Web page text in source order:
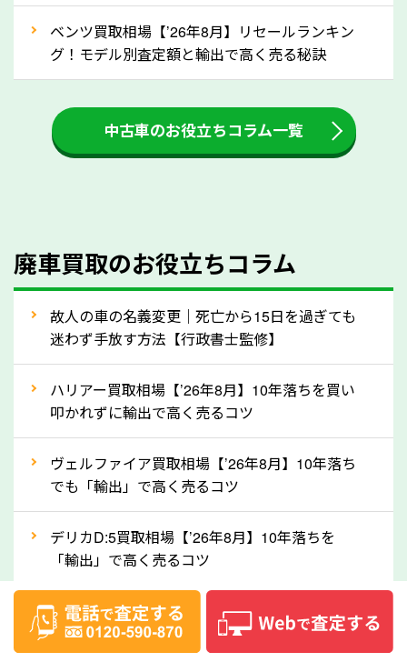
ましょう！
車を廃車にすると、自動車税の還付金を受け取ること
ができる場合があります。廃車買取業者の中には、還
付金をお客様に返還しない業者もあります。廃車査定
をする際には、自動車税の還付金の返還があるかどう
かを確認するようにしてください。熊本県のソコカラ
人気の車種は廃車の状態でも、高価買取が可能です。
産車は高く買取が可能です。「廃車＝買取できない」
なら廃車の車も適正価格で買取できます。他社で買取
拒否となった車も価格がつく可能性があるので、諦め
ずに熊本県の「ソコカラ」にご相談ください。古い車
でも高価買取が可能なケースは珍しくないため、まず
はWebで簡単にできる無料査定をお試しください。
実績」で確認できます。
⑤車内の簡単な清掃で買取価格アップも！
しばらく乗っていない車は、車内のシートや座席の下
が汚れていることも多いです。シミや汚れが付着して
ベンツ買取相場【’26年8月】リセールランキン
グ！モデル別査定額と輸出で高く売る秘訣
中古車のお役立ちコラム一覧
廃車買取のお役立ちコラム
故人の車の名義変更｜死亡から15日を過ぎても
迷わず手放す方法【行政書士監修】
ハリアー買取相場【’26年8月】10年落ちを買い
叩かれずに輸出で高く売るコツ
ヴェルファイア買取相場【’26年8月】10年落ち
でも「輸出」で高く売るコツ
デリカD:5買取相場【’26年8月】10年落ちを
「輸出」で高く売るコツ
【2026年8月】車査定は個人情報なし・電話な
し！登録不要で相場がわかるシミュレーション